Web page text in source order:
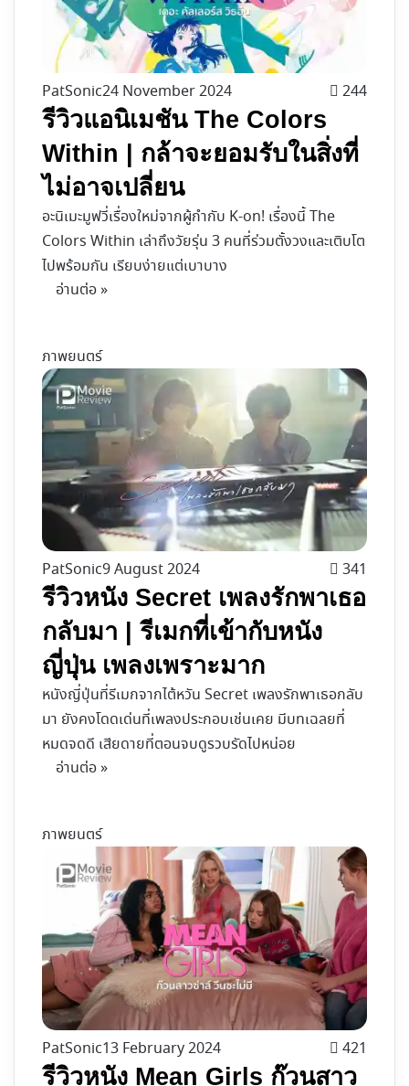
PatSonic24 November 2024 244
รีวิวแอนิเมชัน The Colors
Within | กล้าจะยอมรับในสิ่งที่
ไม่อาจเปลี่ยน
อะนิเมะมูฟวี่เรื่องใหม่จากผู้กำกับ K-on! เรื่องนี้ The
Colors Within เล่าถึงวัยรุ่น 3 คนที่ร่วมตั้งวงและเติบโต
ไปพร้อมกัน เรียบง่ายแต่เบาบาง
อ่านต่อ »
ภาพยนตร์
PatSonic9 August 2024 341
รีวิวหนัง Secret เพลงรักพาเธอ
กลับมา | รีเมกที่เข้ากับหนัง
ญี่ปุ่น เพลงเพราะมาก
หนังญี่ปุ่นที่รีเมกจากไต้หวัน Secret เพลงรักพาเธอกลับ
มา ยังคงโดดเด่นที่เพลงประกอบเช่นเคย มีบทเฉลยที่
หมดจดดี เสียดายที่ตอนจบดูรวบรัดไปหน่อย
อ่านต่อ »
ภาพยนตร์
PatSonic13 February 2024 421
รีวิวหนัง Mean Girls ก๊วนสาว